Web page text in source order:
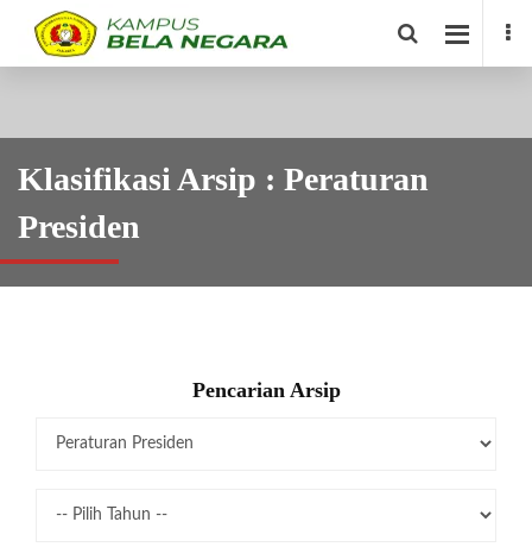
Klasifikasi Arsip : Peraturan
Presiden
Pencarian Arsip